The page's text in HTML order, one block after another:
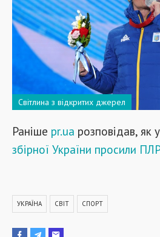
Світлина з відкритих джерел
Раніше pr.ua розповідав, як у
збірної України просили
УКРАЇНА СВІТ СПОРТ